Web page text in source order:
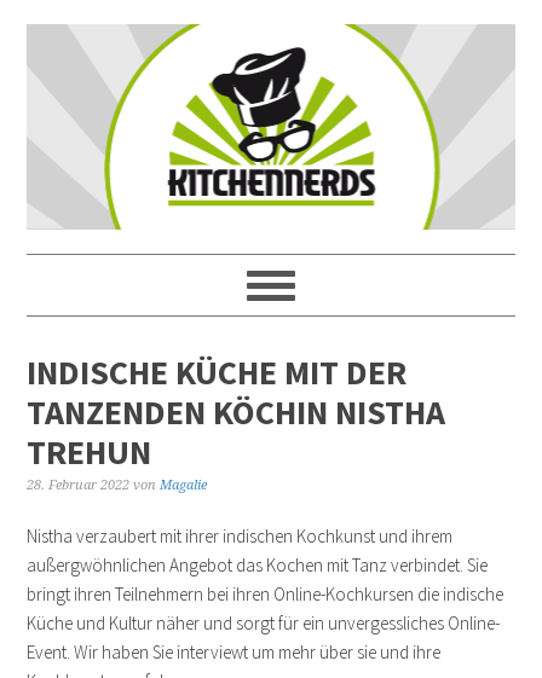
INDISCHE KÜCHE MIT DER
TANZENDEN KÖCHIN NISTHA
TREHUN
28. Februar 2022 vonMagalie
Nistha verzaubert mit ihrer indischen Kochkunst und ihrem
außergwöhnlichen Angebot das Kochen mit Tanz verbindet. Sie
bringt ihren Teilnehmern bei ihren Online-Kochkursen die indische
Küche und Kultur näher und sorgt für ein unvergessliches Online-
Event. Wir haben Sie interviewt um mehr über sie und ihre